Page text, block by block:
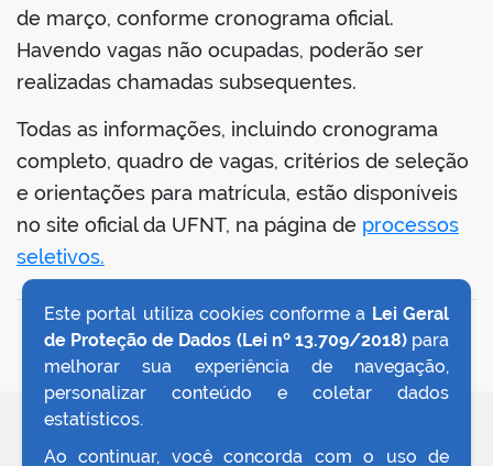
de março, conforme cronograma oficial.
Havendo vagas não ocupadas, poderão ser
realizadas chamadas subsequentes.
Todas as informações, incluindo cronograma
completo, quadro de vagas, critérios de seleção
e orientações para matrícula, estão disponíveis
no site oficial da UFNT, na página de processos
seletivos.
VOLTAR AO TOPO
Este portal utiliza cookies conforme a Lei Geral
de Proteção de Dados (Lei nº 13.709/2018)para
melhorar sua experiência de navegação,
personalizar conteúdo e coletar dados
estatísticos.
Ao continuar, você concorda com o uso de